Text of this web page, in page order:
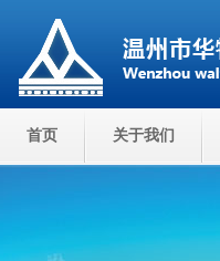
首页 关于我们